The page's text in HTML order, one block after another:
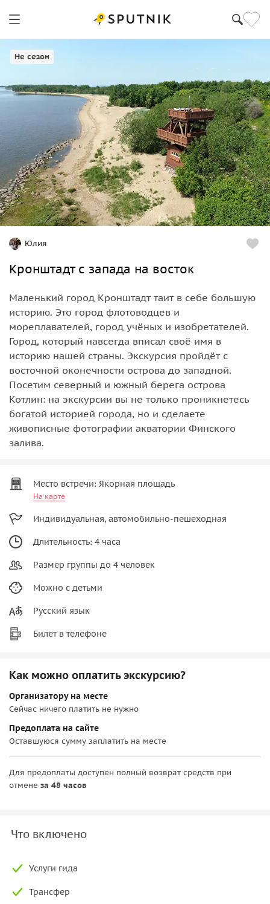
Не сезон
Юлия
Кронштадт с запада на восток
Маленький город Кронштадт таит в себе большую
историю. Это город флотоводцев и
мореплавателей, город учёных и изобретателей.
Город, который навсегда вписал своё имя в
историю нашей страны. Экскурсия пройдёт с
восточной оконечности острова до западной.
Посетим северный и южный берега острова
Котлин: на экскурсии вы не только проникнетесь
богатой историей города, но и сделаете
живописные фотографии акватории Финского
залива.
Место встречи: Якорная площадь
На карте
Индивидуальная, автомобильно-пешеходная
Длительность: 4 часа
Размер группы до 4 человек
Можно с детьми
Русский язык
Билет в телефоне
Как можно оплатить экскурсию?
Организатору на месте
Сейчас ничего платить не нужно
Предоплата на сайте
Оставшуюся сумму заплатить на месте
Для предоплаты доступен полный возврат средств при
отмене за 48 часов
Что включено
Услуги гида
Трансфер